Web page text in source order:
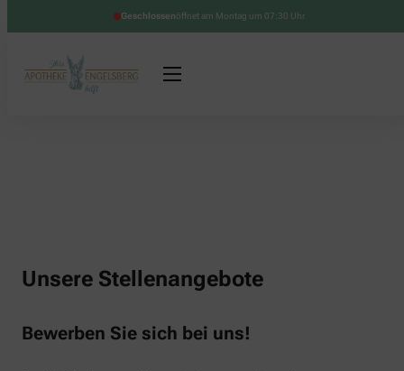
Geschlossenöffnet am Montag um 07:30 Uhr
Unsere Stellenangebote
Bewerben Sie sich bei uns!